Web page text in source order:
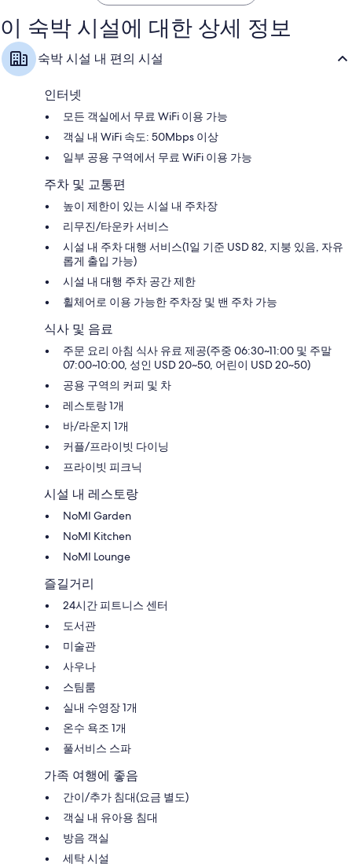
고
다
운
타
운
이
용
후
기
1,977
이 숙박 시설에 대한 상세 정보
숙박 시설 내 편의 시설
인터넷
모든 객실에서 무료 WiFi 이용 가능
객실 내 WiFi 속도: 50Mbps 이상
일부 공용 구역에서 무료 WiFi 이용 가능
주차 및 교통편
높이 제한이 있는 시설 내 주차장
리무진/타운카 서비스
시설 내 주차 대행 서비스(1일 기준 USD 82, 지붕 있음, 자유
롭게 출입 가능)
시설 내 대행 주차 공간 제한
휠체어로 이용 가능한 주차장 및 밴 주차 가능
식사 및 음료
주문 요리 아침 식사 유료 제공(주중 06:30~11:00 및 주말
07:00~10:00, 성인 USD 20~50, 어린이 USD 20~50)
공용 구역의 커피 및 차
레스토랑 1개
바/라운지 1개
커플/프라이빗 다이닝
프라이빗 피크닉
시설 내 레스토랑
NoMI Garden
NoMI Kitchen
NoMI Lounge
즐길거리
24시간 피트니스 센터
도서관
미술관
사우나
스팀룸
실내 수영장 1개
온수 욕조 1개
풀서비스 스파
가족 여행에 좋음
간이/추가 침대(요금 별도)
객실 내 유아용 침대
방음 객실
세탁 시설